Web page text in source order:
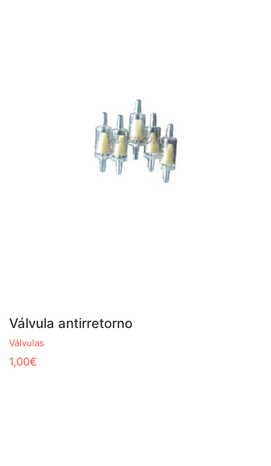
Válvula antirretorno
Válvulas
1,00€